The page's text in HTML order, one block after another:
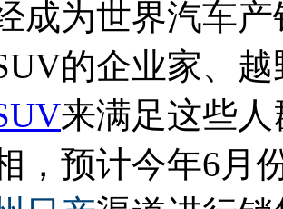
成为世界汽车
的企业家、
来满足这些
，预计今年6月